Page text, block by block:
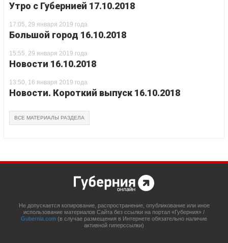
Утро с Губернией 17.10.2018
17:05, 29 января 2019 года
Большой город 16.10.2018
15:55, 29 января 2019 года
Новости 16.10.2018
13:50, 16 января 2019 года
Новости. Короткий выпуск 16.10.2018
ВСЕ МАТЕРИАЛЫ РАЗДЕЛА
Не допускается копирование, распространение, опубликование или иное
использование материалов Сайта без ссылки на портал «Губерния» /
Gubernia.com (в случае размещения в Интернете обязательно наличие
активной гиперссылки)